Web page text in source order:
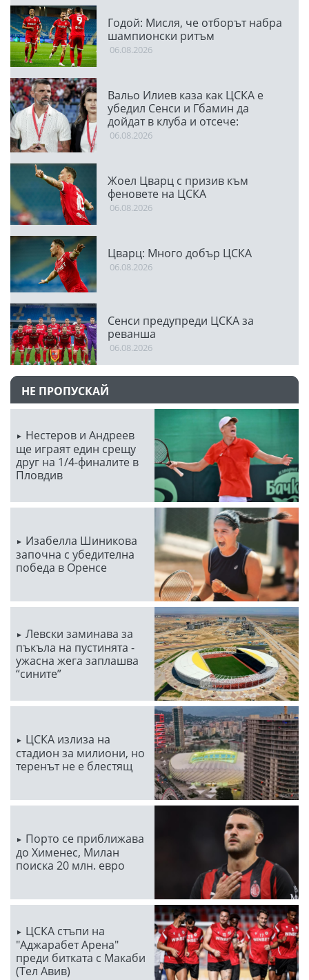
Годой: Мисля, че отборът набра
шампионски ритъм
06.08.2026
Вальо Илиев каза как ЦСКА е
убедил Сенси и Гбамин да
дойдат в клуба и отсече:
Направихме изключителен
06.08.2026
Жоел Цварц с призив към
феновете на ЦСКА
06.08.2026
Цварц: Много добър ЦСКА
06.08.2026
Сенси предупреди ЦСКА за
реванша
06.08.2026
НЕ ПРОПУСКАЙ
Нестеров и Андреев
ще играят един срещу
друг на 1/4-финалите в
Пловдив
Изабелла Шиникова
започна с убедителна
победа в Оренсе
Левски заминава за
пъкъла на пустинята -
ужасна жега заплашва
“сините”
ЦСКА излиза на
стадион за милиони, но
теренът не е блестящ
Порто се приближава
до Хименес, Милан
поиска 20 млн. евро
ЦСКА стъпи на
"Аджарабет Арена"
преди битката с Макаби
(Тел Авив)